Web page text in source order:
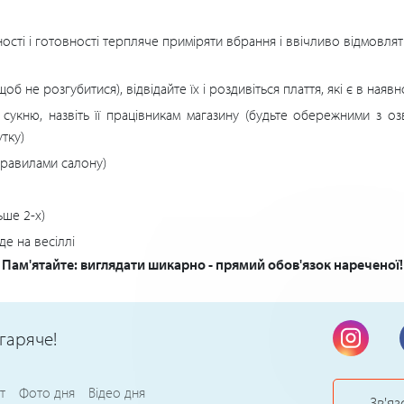
і готовності терпляче приміряти вбрання і ввічливо
не розгубитися), відвідайте їх і роздивіться плаття, які є в
назвіть її працівникам магазину (будьте обережними з
салону)
2-х)
на весіллі
Пам'ятайте: виглядати шикарно - прямий обов'язок нареченої!
Фото дня Відео дня